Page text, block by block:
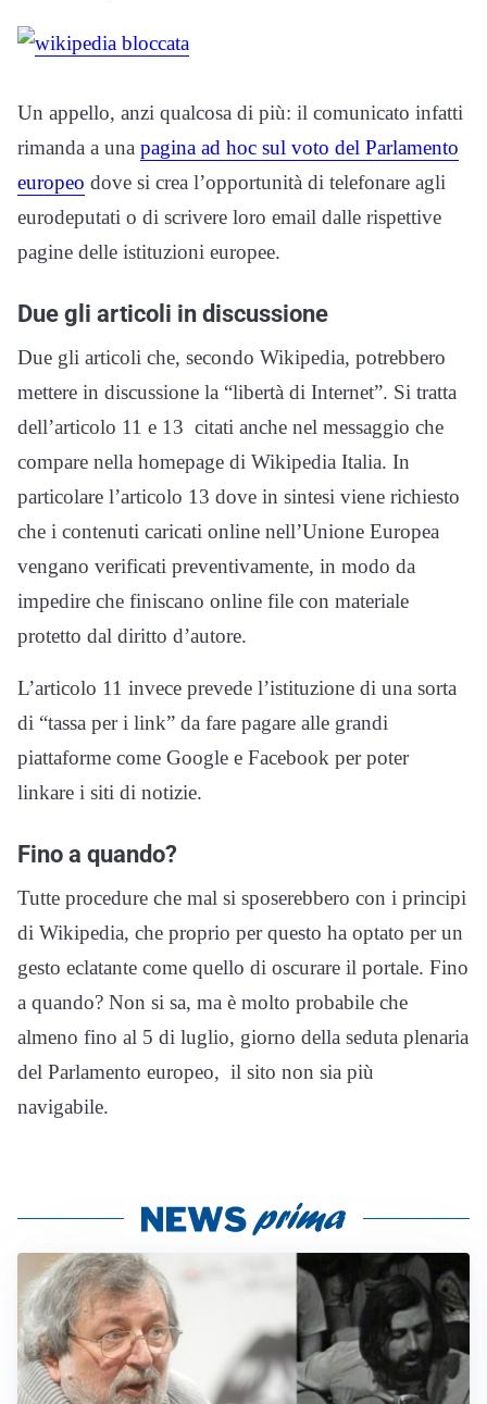
Un appello, anzi qualcosa di più: il comunicato infatti
rimanda a una pagina ad hoc sul voto del Parlamento
europeo dove si crea l’opportunità di telefonare agli
eurodeputati o di scrivere loro email dalle rispettive
pagine delle istituzioni europee.
Due gli articoli in discussione
Due gli articoli che, secondo Wikipedia, potrebbero
mettere in discussione la “libertà di Internet”. Si tratta
dell’articolo 11 e 13 citati anche nel messaggio che
compare nella homepage di Wikipedia Italia. In
particolare l’articolo 13 dove in sintesi viene richiesto
che i contenuti caricati online nell’Unione Europea
vengano verificati preventivamente, in modo da
impedire che finiscano online file con materiale
protetto dal diritto d’autore.
L’articolo 11 invece prevede l’istituzione di una sorta
di “tassa per i link” da fare pagare alle grandi
piattaforme come Google e Facebook per poter
linkare i siti di notizie.
Fino a quando?
Tutte procedure che mal si sposerebbero con i principi
di Wikipedia, che proprio per questo ha optato per un
gesto eclatante come quello di oscurare il portale. Fino
a quando? Non si sa, ma è molto probabile che
almeno fino al 5 di luglio, giorno della seduta plenaria
del Parlamento europeo, il sito non sia più
navigabile.